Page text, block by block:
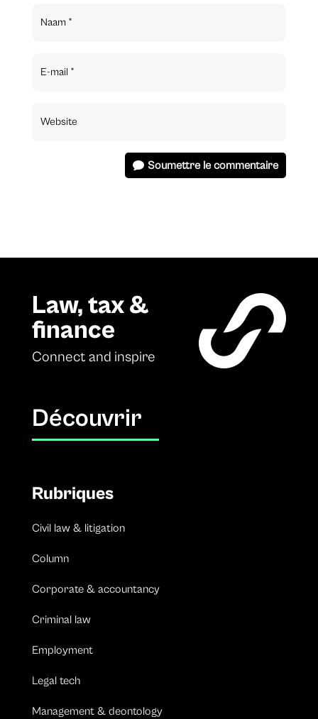
Soumettre le commentaire
Law, tax &
finance
Connect and inspire
Découvrir
Rubriques
Civil law & litigation
Column
Corporate & accountancy
Criminal law
Employment
Legal tech
Management & deontology